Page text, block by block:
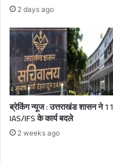
2 days ago
ब्रेकिंग न्यूज : उत्तराखंड शासन ने 11
IAS/IFS के कार्य बदले
2 weeks ago